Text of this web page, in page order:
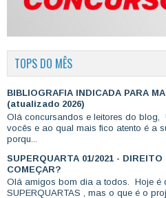
TOPS DO MÊS
BIBLIOGRAFIA INDICADA PARA
(atualizado 2026)
Olá concursandos e leitores do
vocês e ao qual mais fico atento é a
porqu...
SUPERQUARTA 01/2021 -
COMEÇAR?
Olá amigos bom dia a todos. Hoje é
SUPERQUARTAS , mas o que é o